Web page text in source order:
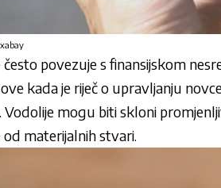
povezuje s finansijskom
kada je riječ o upravljanju
Vodolije mogu biti skloni
materijalnih stvari.